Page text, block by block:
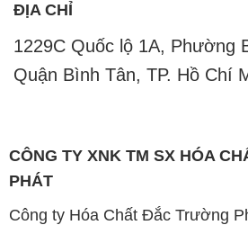
ĐỊA CHỈ
1229C Quốc lộ 1A, Phường
Quận Bình Tân, TP. Hồ Chí
CÔNG TY XNK TM SX HÓA
PHÁT
Công ty Hóa Chất Đắc Trường